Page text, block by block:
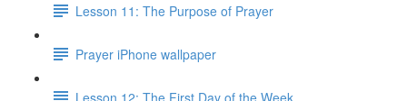
Lesson 11: The Purpose of Prayer
Prayer iPhone wallpaper
Lesson 12: The First Day of the Week